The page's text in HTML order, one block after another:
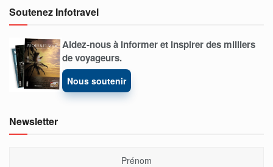
Soutenez Infotravel
Aidez-nous à informer et inspirer des milliers
de voyageurs.
Nous soutenir
Newsletter
Prénom